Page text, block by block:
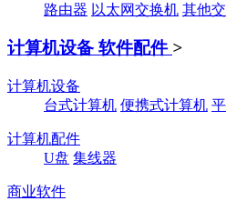
路由器 以太网交换机 其他
计算机设备 软件配件 >
计算机设备
台式计算机 便携式计算机
计算机配件
U盘 集线器
商业软件